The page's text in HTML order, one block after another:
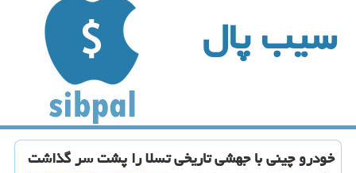
سیب پال
خودرو چینی با جهشی تاریخی تسلا را پشت سر گذاشت